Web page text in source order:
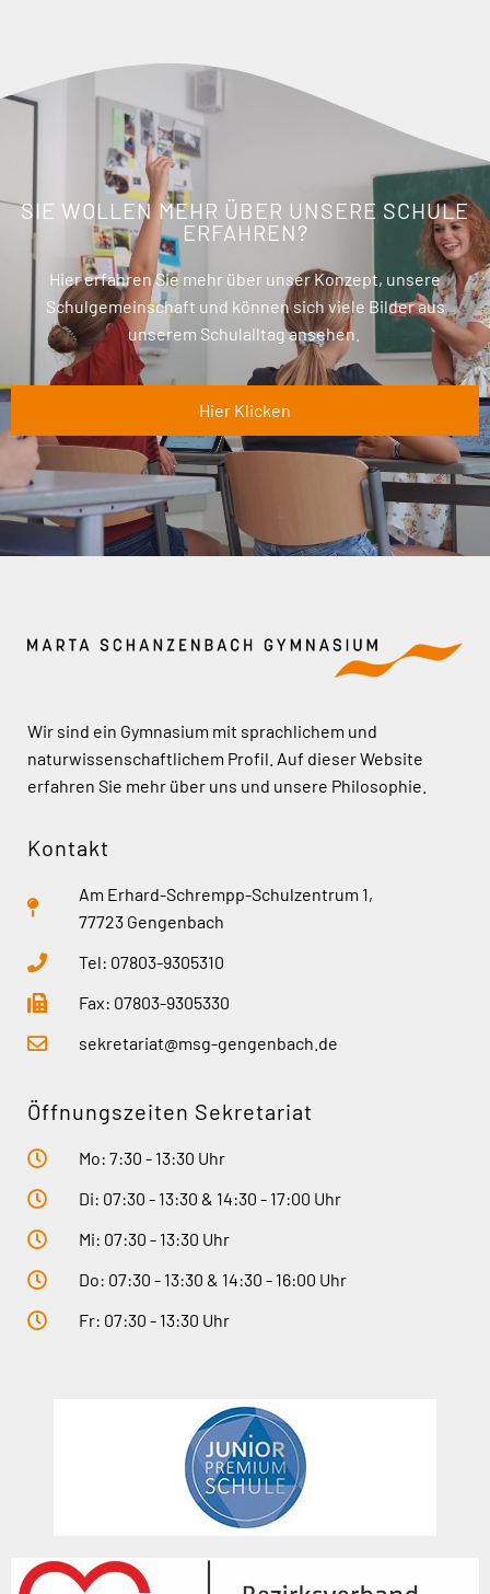
SIE WOLLEN MEHR ÜBER UNSERE SCHULE
ERFAHREN?
Hier erfahren Sie mehr über unser Konzept, unsere
Schulgemeinschaft und können sich viele Bilder aus
unserem Schulalltag ansehen.
Hier Klicken
Wir sind ein Gymnasium mit sprachlichem und
naturwissenschaftlichem Profil. Auf dieser Website
erfahren Sie mehr über uns und unsere Philosophie.
Kontakt
Am Erhard-Schrempp-Schulzentrum 1,
77723 Gengenbach
Tel: 07803-9305310
Fax: 07803-9305330
sekretariat@msg-gengenbach.de
Öffnungszeiten Sekretariat
Mo: 7:30 - 13:30 Uhr
Di: 07:30 - 13:30 & 14:30 - 17:00 Uhr
Mi: 07:30 - 13:30 Uhr
Do: 07:30 - 13:30 & 14:30 - 16:00 Uhr
Fr: 07:30 - 13:30 Uhr